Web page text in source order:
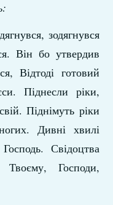
зодягнувся
Він бо утвердив
Відтоді готовий
Піднесли ріки,
Піднімуть ріки
Дивні хвилі
Свідоцтва
Господи,